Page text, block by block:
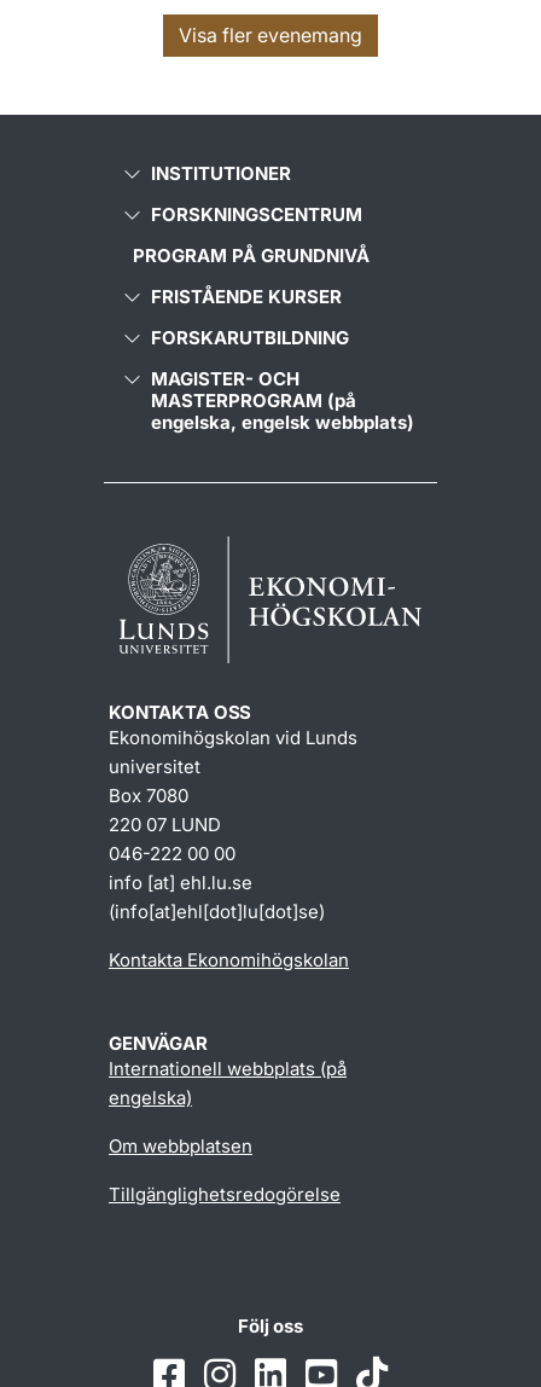
Visa fler evenemang
INSTITUTIONER
FORSKNINGSCENTRUM
PROGRAM PÅ GRUNDNIVÅ
FRISTÅENDE KURSER
FORSKARUTBILDNING
MAGISTER- OCH
MASTERPROGRAM (på
engelska, engelsk webbplats)
KONTAKTA OSS
Ekonomihögskolan vid Lunds
universitet
Box 7080
220 07 LUND
046-222 00 00
info [at] ehl.lu.se
(info[at]ehl[dot]lu[dot]se)
Kontakta Ekonomihögskolan
GENVÄGAR
Internationell webbplats (på
engelska)
Om webbplatsen
Tillgänglighetsredogörelse
Följ oss